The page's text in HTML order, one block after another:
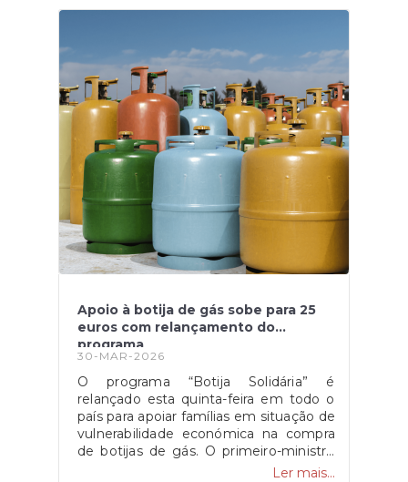
Apoio à botija de gás sobe para 25
euros com relançamento do
programa
30-MAR-2026
O programa “Botija Solidária” é
relançado esta quinta-feira em todo o
país para apoiar famílias em situação de
vulnerabilidade económica na compra
de botijas de gás. O primeiro-ministro
Luís Montenegro anunciou o aumento
Ler mais...